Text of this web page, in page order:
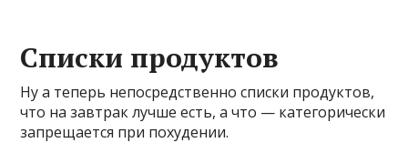
Списки продуктов
Ну а теперь непосредственно списки продуктов,
что на завтрак лучше есть, а что — категорически
запрещается при похудении.